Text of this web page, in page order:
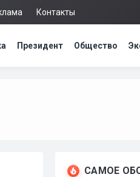
Контакты
Президент Общество
САМОЕ